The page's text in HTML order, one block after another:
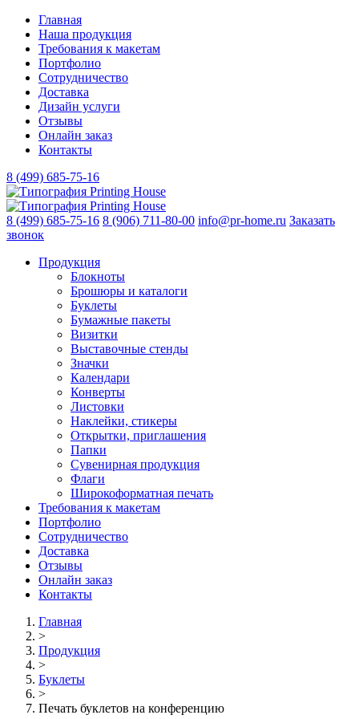
Главная
Наша продукция
Требования к макетам
Портфолио
Сотрудничество
Доставка
Дизайн услуги
Отзывы
Онлайн заказ
Контакты
8 (499) 685-75-16
8 (499) 685-75-16 8 (906) 711-80-00 info@pr-home.ru Заказать
звонок
Продукция
Блокноты
Брошюры и каталоги
Буклеты
Бумажные пакеты
Визитки
Выставочные стенды
Значки
Календари
Конверты
Листовки
Наклейки, стикеры
Открытки, приглашения
Папки
Сувенирная продукция
Флаги
Широкоформатная печать
Требования к макетам
Портфолио
Сотрудничество
Доставка
Отзывы
Онлайн заказ
Контакты
Главная
>
Продукция
>
Буклеты
>
Печать буклетов на конференцию